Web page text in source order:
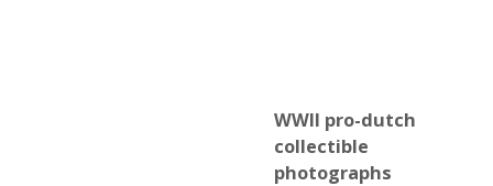
WWII pro-dutch
collectible
photographs